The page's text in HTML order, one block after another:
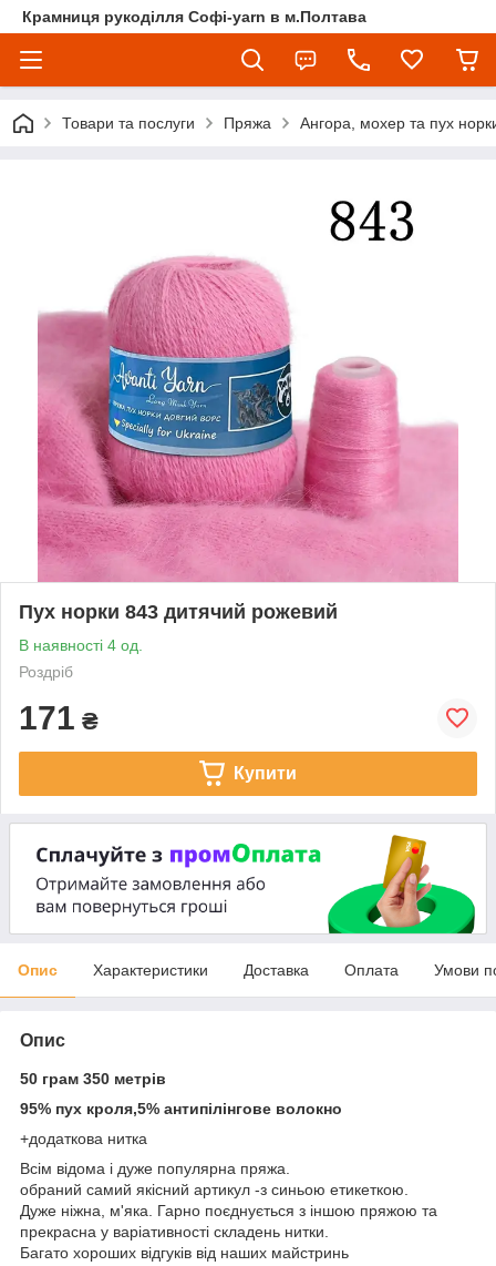
Крамниця рукоділля Софі-yarn в м.Полтава
Товари та послуги Пряжа Ангора, мохер та пух
Пух норки 843 дитячий рожевий
В наявності 4 од.
Роздріб
171 ₴
Купити
Опис Характеристики Доставка Оплата Умови
Опис
50 грам 350 метрів
95% пух кроля,5% антипілінгове волокно
+додаткова нитка
Всім відома і дуже популярна пряжа.
обраний самий якісний артикул -з синьою етикеткою.
Дуже ніжна, м'яка. Гарно поєднується з іншою пряжою та
прекрасна у варіативності складень нитки.
Багато хороших відгуків від наших майстринь